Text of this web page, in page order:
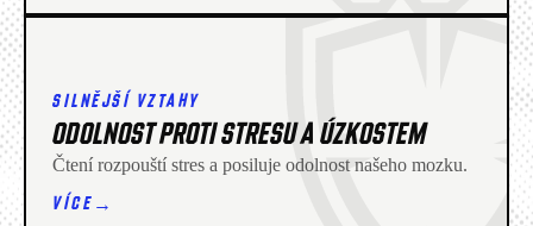
SILNĚJŠÍ VZTAHY
ODOLNOST PROTI STRESU A ÚZKOSTEM
Čtení rozpouští stres a posiluje odolnost našeho mozku.
VÍCE →